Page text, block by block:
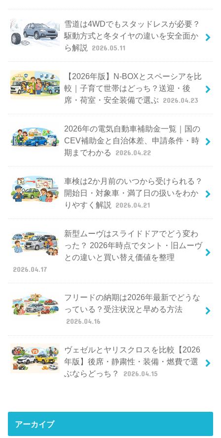
雪道は4WDでもスタッドレスが必要？
駆動方式と冬タイヤの違いを安全面か
ら解説
2026.05.11
【2026年版】N-BOXとスペーシアを比
較｜子育て世帯はどっち？送迎・後
席・荷室・安全装備で選ぶ 2026.04.23
2026年の電気自動車補助金一覧｜国の
CEV補助金と自治体差、申請条件・時
期までわかる
2026.04.22
車検は2か月前のいつから受けられる？
開始日・対象車・満了日の扱いをわか
りやすく解説
2026.04.21
新型ムーヴはスライドドアでどう変わ
った？ 2026年時点でタント・旧ムーヴ
との違いと買い替え価値を整理
2026.04.17
フリードの納期は2026年最新でどうな
っている？受注状況と早める方法
2026.04.16
ヴェゼルとヤリスクロスを比較【2026
年版】後席・静粛性・装備・燃費で選
ぶならどっち？
2026.04.15
アーカイブ